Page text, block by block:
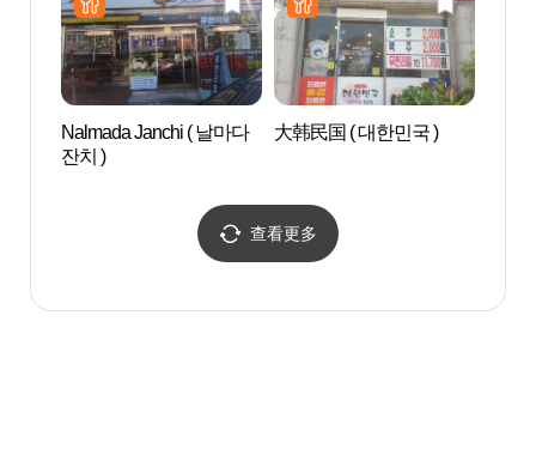
Nalmada Janchi ( 날마다
잔치 )
大韩民国 ( 대한민국 )
查看更多